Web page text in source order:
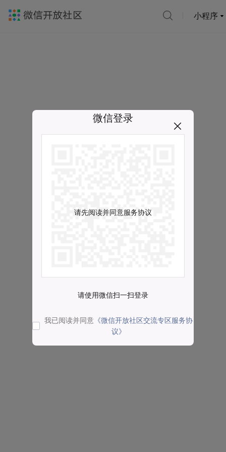
小程序
微信登录
请先阅读并同意服务协议
请使用微信扫一扫登录
我已阅读并同意 《微信开放社区交流专区服务协
议》